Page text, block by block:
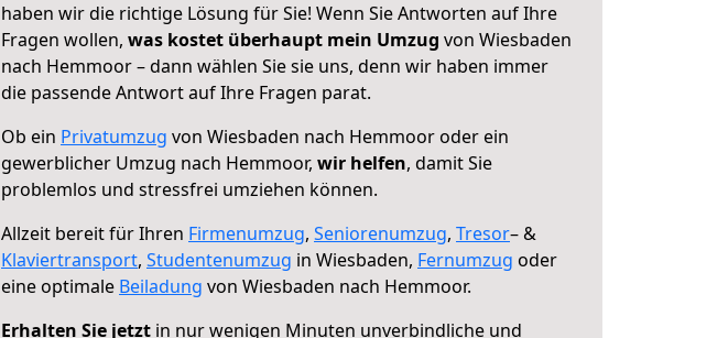
haben wir die richtige Lösung für Sie! Wenn Sie Antworten auf Ihre
Fragen wollen, was kostet überhaupt mein Umzug von Wiesbaden
nach Hemmoor – dann wählen Sie sie uns, denn wir haben immer
die passende Antwort auf Ihre Fragen parat.
Ob ein Privatumzug von Wiesbaden nach Hemmoor oder ein
gewerblicher Umzug nach Hemmoor, wir helfen, damit Sie
problemlos und stressfrei umziehen können.
Allzeit bereit für Ihren Firmenumzug, Seniorenumzug, Tresor– &
Klaviertransport, Studentenumzug in Wiesbaden, Fernumzug oder
eine optimale Beiladung von Wiesbaden nach Hemmoor.
Erhalten Sie jetzt in nur wenigen Minuten unverbindliche und